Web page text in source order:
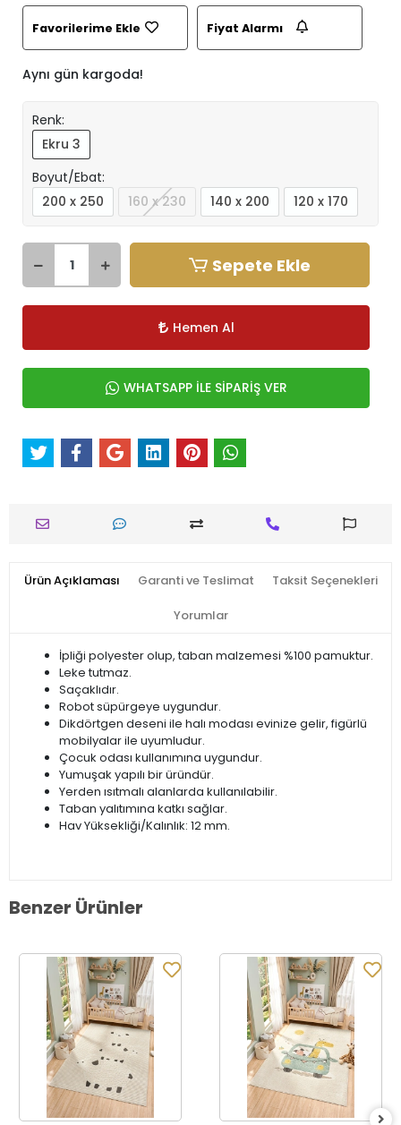
Favorilerime Ekle Fiyat Alarmı
Aynı gün kargoda!
Renk:
Ekru 3
Boyut/Ebat:
200 x 250
160 x 230 140 x 200 120 x 170
Sepete Ekle
Hemen Al
WHATSAPP İLE SİPARİŞ VER
Ürün Açıklaması Garanti ve Teslimat Taksit Seçenekleri
Yorumlar
İpliği polyester olup, taban malzemesi %100 pamuktur.
Leke tutmaz.
Saçaklıdır.
Robot süpürgeye uygundur.
Dikdörtgen deseni ile halı modası evinize gelir, figürlü
mobilyalar ile uyumludur.
Çocuk odası kullanımına uygundur.
Yumuşak yapılı bir üründür.
Yerden ısıtmalı alanlarda kullanılabilir.
Taban yalıtımına katkı sağlar.
Hav Yüksekliği/Kalınlık: 12 mm.
Benzer Ürünler